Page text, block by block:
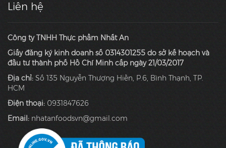
Liên hệ
Công ty TNHH Thực phẩm Nhất An
Giấy đăng ký kinh doanh số 0314301255 do sở kế hoạch và
đầu tư thành phố Hồ Chí Minh cấp ngày 21/03/2017
Địa chỉ: Số 135 Nguyễn Thượng Hiền, P.6, Bình Thạnh, TP.
HCM
Điện thoại: 0931847626
Email: nhatanfoodsvn@gmail.com